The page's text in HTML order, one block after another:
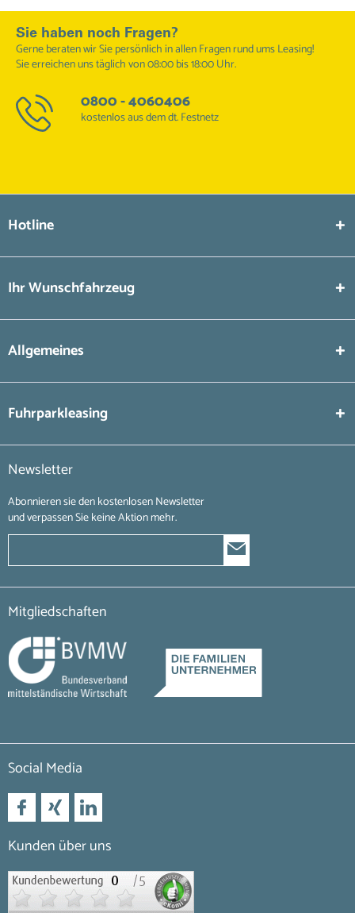
Sie haben noch Fragen?
Gerne beraten wir Sie persönlich in allen Fragen rund ums Leasing!
Sie erreichen uns täglich von 08:00 bis 18:00 Uhr.
0800 - 4060406
kostenlos aus dem dt. Festnetz
Hotline
Ihr Wunschfahrzeug
Allgemeines
Fuhrparkleasing
Newsletter
Abonnieren sie den kostenlosen Newsletter
und verpassen Sie keine Aktion mehr.
Mitgliedschaften
Social Media
Kunden über uns